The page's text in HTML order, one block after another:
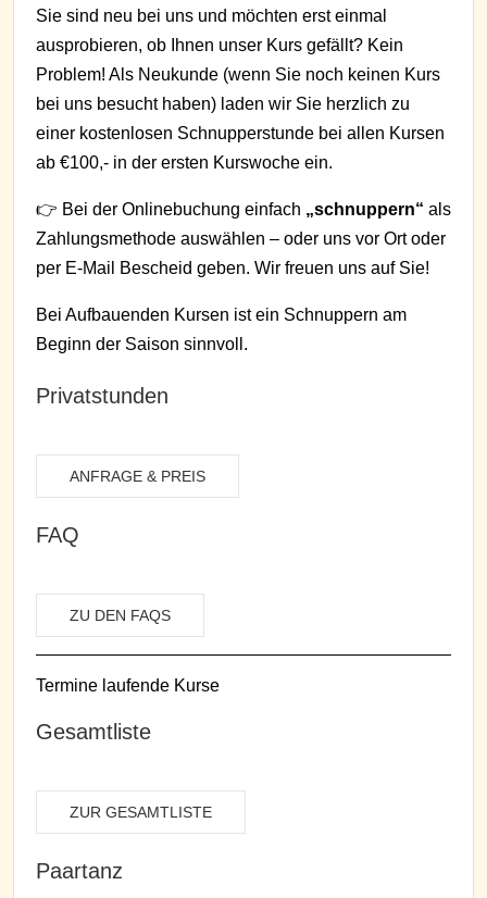
Sie sind neu bei uns und möchten erst einmal
ausprobieren, ob Ihnen unser Kurs gefällt? Kein
Problem! Als Neukunde (wenn Sie noch keinen Kurs
bei uns besucht haben) laden wir Sie herzlich zu
einer kostenlosen Schnupperstunde bei allen Kursen
ab €100,- in der ersten Kurswoche ein.
👉 Bei der Onlinebuchung einfach „schnuppern“ als
Zahlungsmethode auswählen – oder uns vor Ort oder
per E-Mail Bescheid geben. Wir freuen uns auf Sie!
Bei Aufbauenden Kursen ist ein Schnuppern am
Beginn der Saison sinnvoll.
Privatstunden
ANFRAGE & PREIS
FAQ
ZU DEN FAQS
Termine laufende Kurse
Gesamtliste
ZUR GESAMTLISTE
Paartanz